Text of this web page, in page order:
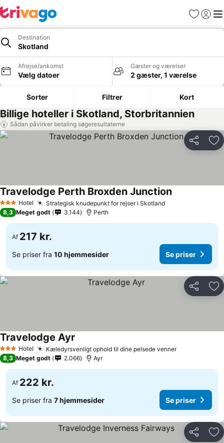
Favoritter
Log ind
Destination
Skotland
Afrejse/ankomst
Vælg datoer
Gæster og værelser
2 gæster, 1 værelse
Sorter Filtrer Kort
Billige hoteller i Skotland, Storbritannien
Sådan påvirker betaling søgeresultaterne
Del
3 StjernerHotel Strategisk knudepunkt for rejser i Skotland
Travelodge Perth Broxden Junction
8,3 Meget godt 3.144 Perth
Af 217 kr.
Se priser fra 10 hjemmesider Se priser
Del
3 StjernerHotel Kæledyrsvenligt ophold til dine pelsede venner
Travelodge Ayr
8,3 Meget godt 2.066 Ayr
Af 222 kr.
Se priser fra 7 hjemmesider Se priser
Del